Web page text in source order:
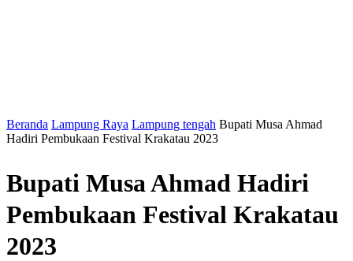
Beranda Lampung Raya Lampung tengah Bupati Musa Ahmad
Hadiri Pembukaan Festival Krakatau 2023
Bupati Musa Ahmad Hadiri
Pembukaan Festival Krakatau
2023